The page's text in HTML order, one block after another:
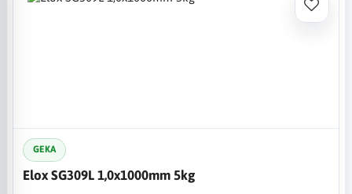
GEKA
Elox SG309L 1,0x1000mm 5kg